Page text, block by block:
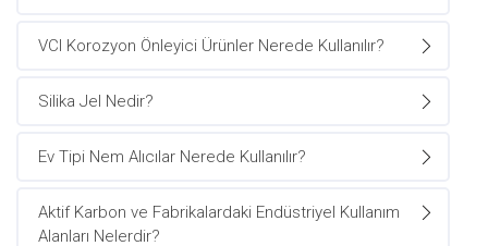
VCI Korozyon Önleyici Ürünler Nerede Kullanılır?
Silika Jel Nedir?
Ev Tipi Nem Alıcılar Nerede Kullanılır?
Aktif Karbon ve Fabrikalardaki Endüstriyel Kullanım
Alanları Nelerdir?